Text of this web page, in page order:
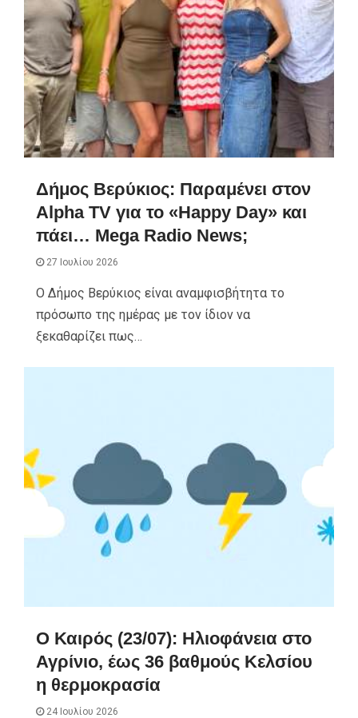
Δήμος Βερύκιος: Παραμένει στον
Alpha TV για το «Happy Day» και
πάει… Mega Radio News;
27 Ιουλίου 2026
Ο Δήμος Βερύκιος είναι αναμφισβήτητα το
πρόσωπο της ημέρας με τον ίδιον να
ξεκαθαρίζει πως…
Ο Καιρός (23/07): Ηλιοφάνεια στο
Αγρίνιο, έως 36 βαθμούς Κελσίου
η θερμοκρασία
24 Ιουλίου 2026